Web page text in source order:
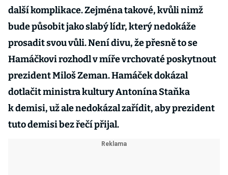
další komplikace. Zejména takové, kvůli nimž
bude působit jako slabý lídr, který nedokáže
prosadit svou vůli. Není divu, že přesně to se
Hamáčkovi rozhodl v míře vrchovaté poskytnout
prezident Miloš Zeman. Hamáček dokázal
dotlačit ministra kultury Antonína Staňka
k demisi, už ale nedokázal zařídit, aby prezident
tuto demisi bez řečí přijal.